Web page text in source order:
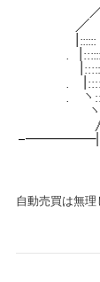
自動売買は無